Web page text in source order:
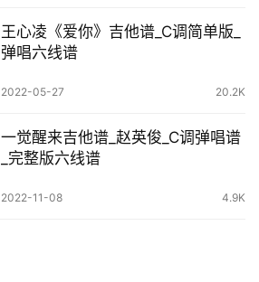
王心凌《爱你》吉他谱_C调简单版_
弹唱六线谱
2022-05-27 20.2K
一觉醒来吉他谱_赵英俊_C调弹唱谱
_完整版六线谱
2022-11-08 4.9K